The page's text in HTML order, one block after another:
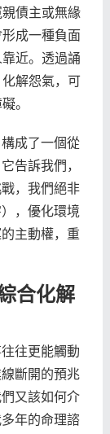
債主或無緣
成一種負面
近。透過誦
解怨氣，可
。
成了一個從
告訴我們，
，我們絕非
，優化環境
主動權，重
合化解
往更能觸動
斷開的預兆
又該如何介
年的命理諮